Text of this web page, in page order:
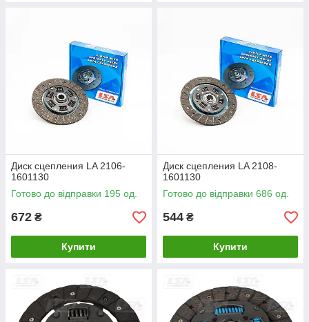
Диск сцепления LA 2106-
1601130
Готово до відправки 195 од.
672 ₴
Купити
Диск сцепления LA 2108-
1601130
Готово до відправки 686 од.
544 ₴
Купити